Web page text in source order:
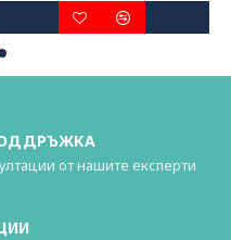
от нашите експерти